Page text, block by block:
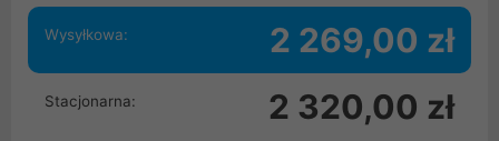
Wysyłkowa: 2 269,00 zł
Stacjonarna: 2 320,00 zł